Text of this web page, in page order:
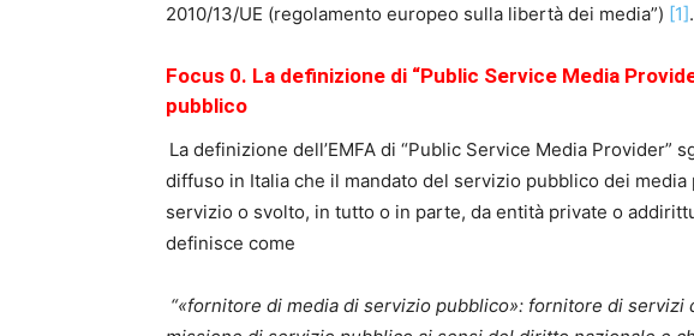
2010/13/UE (regolamento europeo sulla libertà dei media”) [1].
Focus 0. La definizione di “Public Service Media
pubblico
La definizione dell’EMFA di “Public Service Media Provider”
diffuso in Italia che il mandato del servizio pubblico dei
servizio o svolto, in tutto o in parte, da entità private o
definisce come
“«fornitore di media di servizio pubblico»: fornitore di servizi